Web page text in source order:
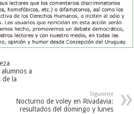
a
de la
Siguiente
Nocturno de voley en Rivadavia:
resultados del domingo y lunes